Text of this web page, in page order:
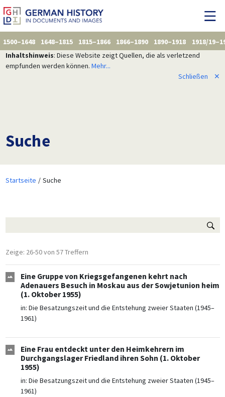
1500–1648 1648–1815 1815–1866 1866–1890 1890–1918
1918/
Inhaltshinweis: Diese Website zeigt Quellen, die als verletzend
empfunden werden können. Mehr...
Schließen
✕
Suche
Startseite Suche
Zeige: 26-50 von 57 Treffern
Eine Gruppe von Kriegsgefangenen kehrt nach
Adenauers Besuch in Moskau aus der Sowjetunion heim
(1. Oktober 1955)
in: Die Besatzungszeit und die Entstehung zweier Staaten (1945–
1961)
Eine Frau entdeckt unter den Heimkehrern im
Durchgangslager Friedland ihren Sohn (1. Oktober
1955)
in: Die Besatzungszeit und die Entstehung zweier Staaten (1945–
1961)